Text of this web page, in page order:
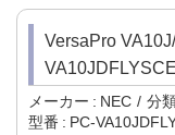
VersaPro
VA10JDFLYSCE
メーカー NEC 分
型番
PC-